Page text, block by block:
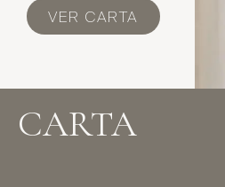
VER CARTA
CARTA